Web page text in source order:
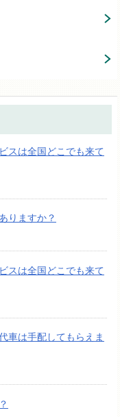
スは全国どこでも来て
りますか？
スは全国どこでも来て
車は手配してもらえま